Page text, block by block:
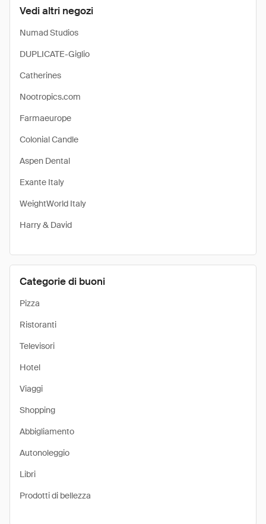
Vedi altri negozi
Numad Studios
DUPLICATE-Giglio
Catherines
Nootropics.com
Farmaeurope
Colonial Candle
Aspen Dental
Exante Italy
WeightWorld Italy
Harry & David
Categorie di buoni
Pizza
Ristoranti
Televisori
Hotel
Viaggi
Shopping
Abbigliamento
Autonoleggio
Libri
Prodotti di bellezza